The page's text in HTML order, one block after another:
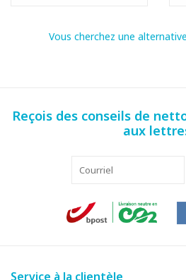
Vous cherchez une
Reçois des conseils de
aux
Service à la clientèle